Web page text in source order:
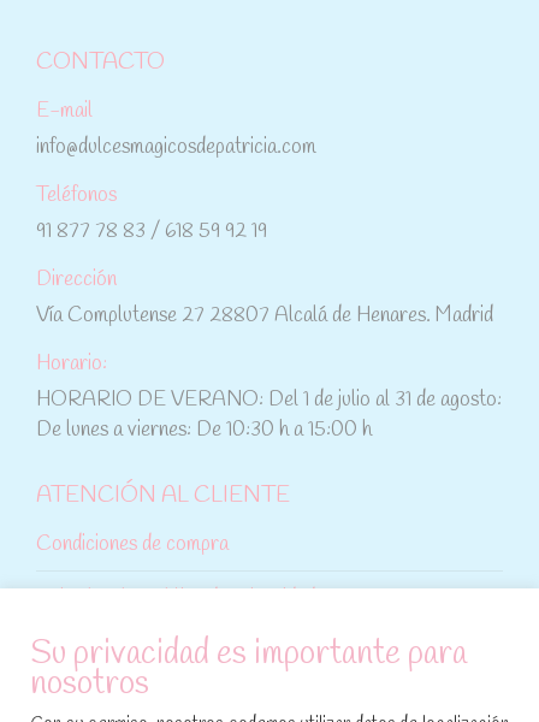
CONTACTO
E-mail
info@dulcesmagicosdepatricia.com
Teléfonos
91 877 78 83 / 618 59 92 19
Dirección
Vía Complutense 27 28807 Alcalá de Henares. Madrid
Horario:
HORARIO DE VERANO: Del 1 de julio al 31 de agosto:
De lunes a viernes: De 10:30 h a 15:00 h
ATENCIÓN AL CLIENTE
Condiciones de compra
Política de cookies
Su privacidad es importante para
nosotros